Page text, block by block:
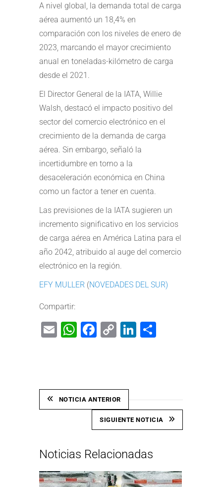
A nivel global, la demanda total de carga
aérea aumentó un 18,4% en
comparación con los niveles de enero de
2023, marcando el mayor crecimiento
anual en toneladas-kilómetro de carga
desde el 2021.
El Director General de la IATA, Willie
Walsh, destacó el impacto positivo del
sector del comercio electrónico en el
crecimiento de la demanda de carga
aérea. Sin embargo, señaló la
incertidumbre en torno a la
desaceleración económica en China
como un factor a tener en cuenta.
Las previsiones de la IATA sugieren un
incremento significativo en los servicios
de carga aérea en América Latina para el
año 2042, atribuido al auge del comercio
electrónico en la región.
EFY MULLER (NOVEDADES DEL SUR)
Compartir:
EmailWhatsApp
Facebook
CopyLinkedIn
NOTICIA ANTERIOR
SIGUIENTE NOTICIA
Noticias Relacionadas